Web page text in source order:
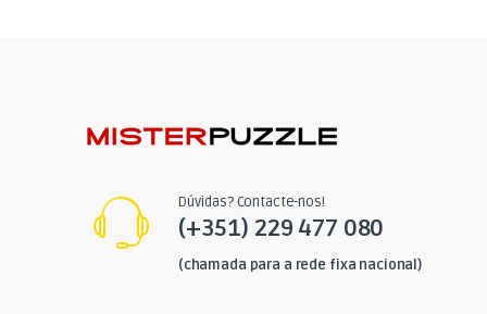
Dúvidas? Contacte-nos!
(+351) 229 477 080
(chamada para a rede fixa nacional)